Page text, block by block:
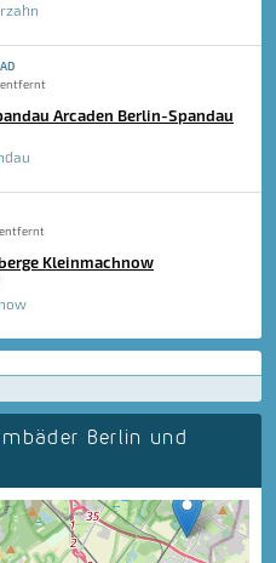
entfernt
Arcaden Berlin-Spandau
entfernt
Kleinmachnow
Berlin und